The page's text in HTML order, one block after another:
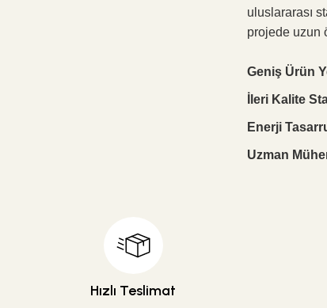
uluslararası
projede uzun
Geniş Ürün
İleri Kalite
Enerji
Uzman
Hızlı Teslimat